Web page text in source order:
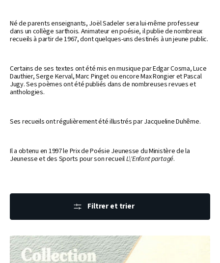
Né de parents enseignants, Joël Sadeler sera lui-même professeur
dans un collège sarthois. Animateur en poésie, il publie de nombreux
recueils à partir de 1967, dont quelques-uns destinés à un jeune public.
Certains de ses textes ont été mis en musique par Edgar Cosma, Luce
Dauthier, Serge Kerval, Marc Pinget ou encore Max Rongier et Pascal
Jugy. Ses poèmes ont été publiés dans de nombreuses revues et
anthologies.
Ses recueils ont régulièrement été illustrés par Jacqueline Duhême.
Il a obtenu en 1997 le Prix de Poésie Jeunesse du Ministère de la
Jeunesse et des Sports pour son recueilL\'Enfant partagé.
Filtrer et trier
PARTITION
TU
ME